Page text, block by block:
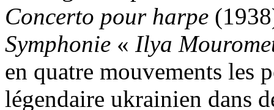
Concerto pour harpe
Symphonie « Ilya
en quatre mouvements les
légendaire ukrainien dans